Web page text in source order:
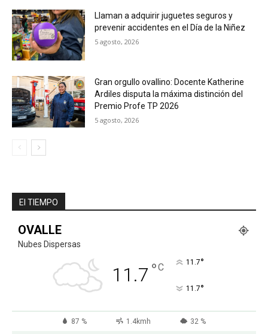
Llaman a adquirir juguetes seguros y
prevenir accidentes en el Día de la Niñez
5 agosto, 2026
Gran orgullo ovallino: Docente Katherine
Ardiles disputa la máxima distinción del
Premio Profe TP 2026
5 agosto, 2026
El TIEMPO
OVALLE
Nubes Dispersas
11.7 °C 11.7°
11.7°
87 % 1.4kmh 32 %